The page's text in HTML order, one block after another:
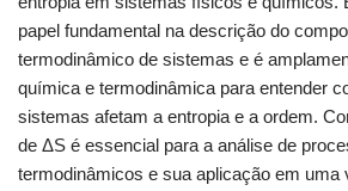
papel fundamental na descrição do
termodinâmico de sistemas e é
química e termodinâmica para entender
sistemas afetam a entropia e a ordem.
de ΔS é essencial para a análise de
termodinâmicos e sua aplicação em uma